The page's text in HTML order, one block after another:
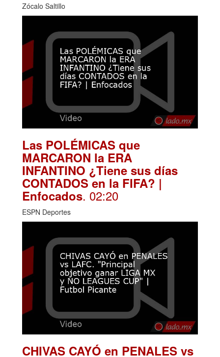
Zócalo Saltillo
Las POLÉMICAS que
MARCARON la ERA
INFANTINO ¿Tiene sus días
CONTADOS en la FIFA? |
Enfocados. 02:20
ESPN Deportes
CHIVAS CAYÓ en PENALES vs